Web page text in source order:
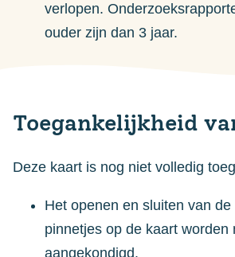
verlopen.
ouder zijn dan 3 jaar.
Toegankelijkheid
Deze kaart is nog niet volledig
Het openen en sluiten van
pinnetjes op de kaart worden
aangekondigd.